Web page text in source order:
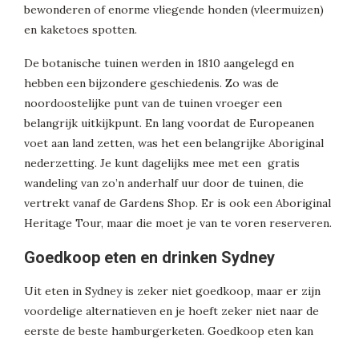
bewonderen of enorme vliegende honden (vleermuizen)
en kaketoes spotten.
De botanische tuinen werden in 1810 aangelegd en
hebben een bijzondere geschiedenis. Zo was de
noordoostelijke punt van de tuinen vroeger een
belangrijk uitkijkpunt. En lang voordat de Europeanen
voet aan land zetten, was het een belangrijke Aboriginal
nederzetting. Je kunt dagelijks mee met een gratis
wandeling van zo’n anderhalf uur door de tuinen, die
vertrekt vanaf de Gardens Shop. Er is ook een Aboriginal
Heritage Tour, maar die moet je van te voren reserveren.
Goedkoop eten en drinken Sydney
Uit eten in Sydney is zeker niet goedkoop, maar er zijn
voordelige alternatieven en je hoeft zeker niet naar de
eerste de beste hamburgerketen. Goedkoop eten kan